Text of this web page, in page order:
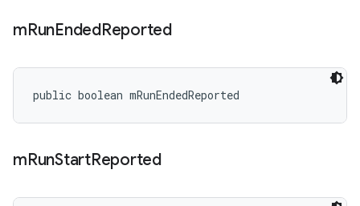
mRunEndedReported
public boolean mRunEndedReported
mRunStartReported